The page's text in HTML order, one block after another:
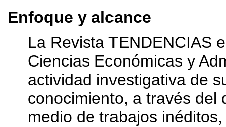
Enfoque y alcance
La Revista TENDENCIAS
Ciencias Económicas y
actividad investigativa de
conocimiento, a través del
medio de trabajos